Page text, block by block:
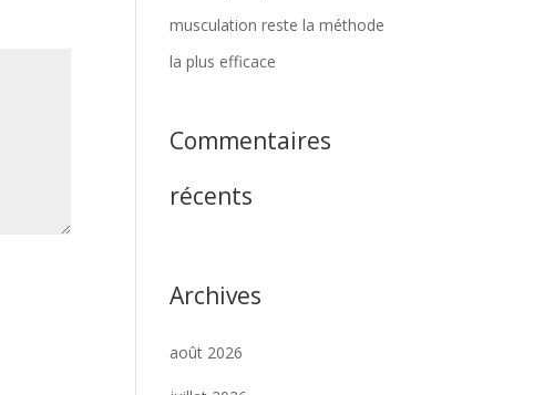
musculation reste la méthode
la plus efficace
Commentaires
récents
Archives
août 2026